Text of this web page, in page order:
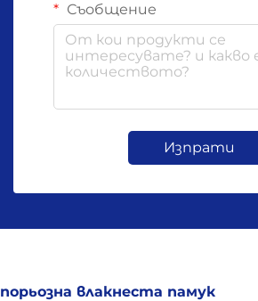
Съобщение
Изпрати
порьозна влакнеста памук